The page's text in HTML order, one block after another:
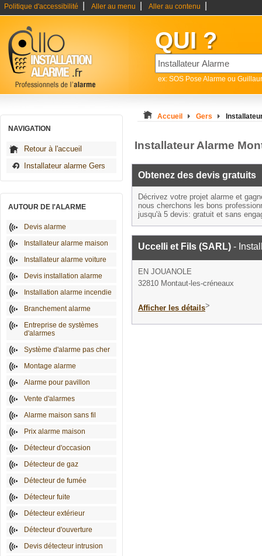
Politique d'accessibilité Aller au menu Aller au contenu
QUI ?
ex: SOS Pose Alarme ou
NAVIGATION
Retour à l'accueil
Installateur alarme Gers
AUTOUR DE l'ALARME
Devis alarme
Installateur alarme maison
Installateur alarme voiture
Devis installation alarme
Installation alarme incendie
Branchement alarme
Entreprise de systèmes
d'alarmes
Système d'alarme pas cher
Montage alarme
Alarme pour pavillon
Vente d'alarmes
Alarme maison sans fil
Prix alarme maison
Détecteur d'occasion
Détecteur de gaz
Détecteur de fumée
Détecteur fuite
Détecteur extérieur
Détecteur d'ouverture
Devis détecteur intrusion
Accueil Gers
Installateur Alarme
Obtenez des devis gratuits
Décrivez votre projet alarme et
nous cherchons les bons
jusqu'à 5 devis: gratuit et sans
Uccelli et Fils (SARL) -
EN JOUANOLE
32810 Montaut-les-créneaux
Afficher les détails>